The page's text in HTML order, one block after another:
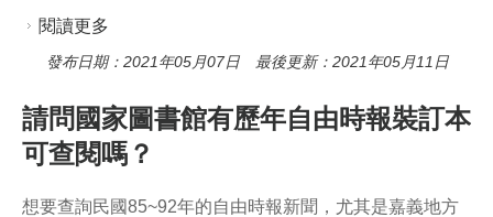
閱讀更多
發布日期：2021年05月07日 最後更新：2021年05月11日
請問國家圖書館有歷年自由時報裝訂本
可查閱嗎？
想要查詢民國85~92年的自由時報新聞，尤其是嘉義地方